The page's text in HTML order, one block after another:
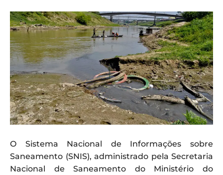
O Sistema Nacional de Informações sobre
Saneamento (SNIS), administrado pela Secretaria
Nacional de Saneamento do Ministério do